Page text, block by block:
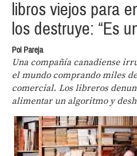
libros viejos para
los destruye: “Es
Pol Pareja
Una compañía canadiense
el mundo comprando miles
comercial. Los libreros
alimentar un algoritmo y